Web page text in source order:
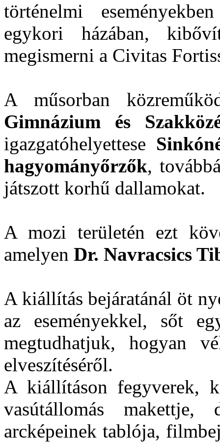
történelmi
egykori házában,
megismerni a Civitas
A műsorban
Gimnázium és
igazgatóhelyettese
hagyományőrzők,
játszott korhű dallamokat.
A mozi területén ezt
amelyen Dr. Navracsics
A kiállítás bejáratánál öt
az eseményekkel, sőt
megtudhatjuk, hogyan
elveszítéséről.
A kiállításon fegyverek,
vasútállomás makettje,
arcképeinek tablója,